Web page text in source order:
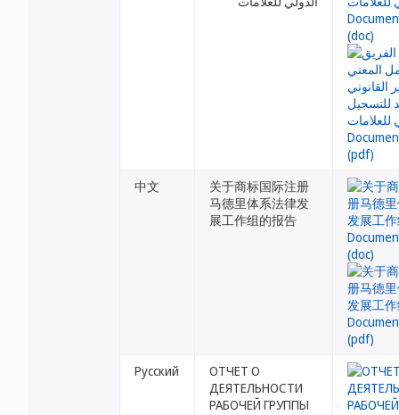
中文
关于商标国际注册
马德里体系法律发
展工作组的报告
Русский
ОТЧЕТ О
ДЕЯТЕЛЬНОСТИ
РАБОЧЕЙ ГРУППЫ